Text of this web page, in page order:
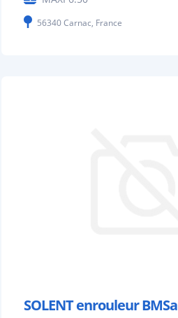
56340 Carnac, France
SOLENT enrouleur